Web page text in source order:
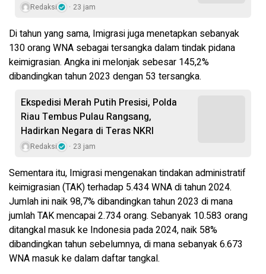
Redaksi 23 jam
Di tahun yang sama, Imigrasi juga menetapkan sebanyak
130 orang WNA sebagai tersangka dalam tindak pidana
keimigrasian. Angka ini melonjak sebesar 145,2%
dibandingkan tahun 2023 dengan 53 tersangka.
Ekspedisi Merah Putih Presisi, Polda
Riau Tembus Pulau Rangsang,
Hadirkan Negara di Teras NKRI
Redaksi 23 jam
Sementara itu, Imigrasi mengenakan tindakan administratif
keimigrasian (TAK) terhadap 5.434 WNA di tahun 2024.
Jumlah ini naik 98,7% dibandingkan tahun 2023 di mana
jumlah TAK mencapai 2.734 orang. Sebanyak 10.583 orang
ditangkal masuk ke Indonesia pada 2024, naik 58%
dibandingkan tahun sebelumnya, di mana sebanyak 6.673
WNA masuk ke dalam daftar tangkal.